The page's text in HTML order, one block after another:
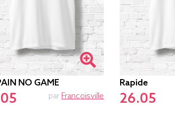
NO GAME
par Francoisville
Rapide
26.05